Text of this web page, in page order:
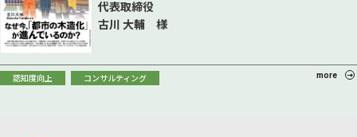
代表取締役
古川 大輔 様
認知度向上 コンサルティング more